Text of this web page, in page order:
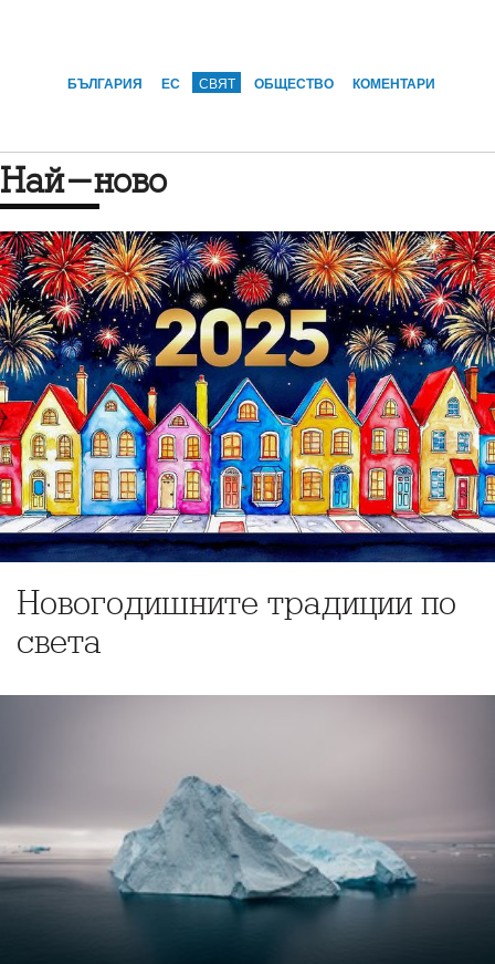
БЪЛГАРИЯ ЕС СВЯТ ОБЩЕСТВО КОМЕНТАРИ
Най-ново
Новогодишните традиции по
света